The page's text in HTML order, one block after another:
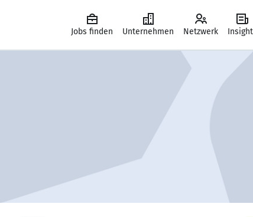
Jobs finden Unternehmen Netzwerk